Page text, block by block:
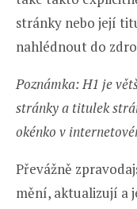
stránky nebo její
nahlédnout do
Poznámka: H1 je
stránky a titulek
okénko v
Převážně
mění, aktualizují a